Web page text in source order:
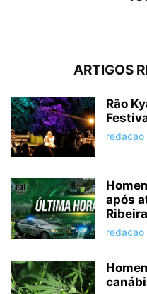
ARTIGOS
Rão
redacao
após
Ribeira
redacao